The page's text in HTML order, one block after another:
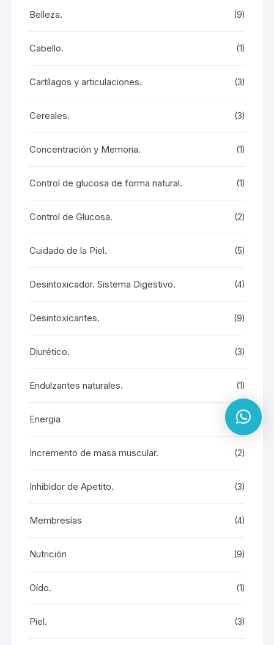
Belleza. (9)
Cabello. (1)
Cartílagos y articulaciones. (3)
Cereales. (3)
Concentración y Memoria. (1)
Control de glucosa de forma natural. (1)
Control de Glucosa. (2)
Cuidado de la Piel. (5)
Desintoxicador. Sistema Digestivo. (4)
Desintoxicantes. (9)
Diurético. (3)
Endulzantes naturales. (1)
Energia (7)
Incremento de masa muscular. (2)
Inhibidor de Apetito. (3)
Membresías (4)
Nutrición (9)
Oído. (1)
Piel. (3)